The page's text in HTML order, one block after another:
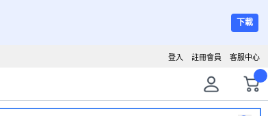
下載
客服中心
註冊會員
登入